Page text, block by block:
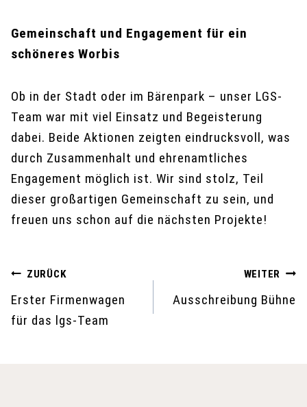
Gemeinschaft und Engagement für ein
schöneres Worbis
Ob in der Stadt oder im Bärenpark – unser LGS-
Team war mit viel Einsatz und Begeisterung
dabei. Beide Aktionen zeigten eindrucksvoll, was
durch Zusammenhalt und ehrenamtliches
Engagement möglich ist. Wir sind stolz, Teil
dieser großartigen Gemeinschaft zu sein, und
freuen uns schon auf die nächsten Projekte!
Beitragsnavigation
ZURÜCK
Erster Firmenwagen
für das lgs-Team
WEITER
Ausschreibung Bühne